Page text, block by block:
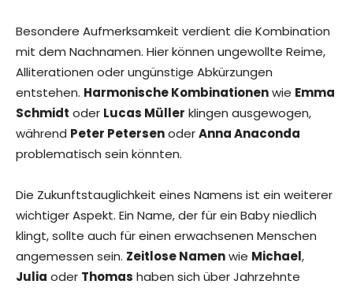
Besondere Aufmerksamkeit verdient die Kombination
mit dem Nachnamen. Hier können ungewollte Reime,
Alliterationen oder ungünstige Abkürzungen
entstehen. Harmonische Kombinationenwie Emma
Schmidt oder Lucas Müller klingen ausgewogen,
während Peter PetersenoderAnna Anaconda
problematisch sein könnten.
Die Zukunftstauglichkeit eines Namens ist ein weiterer
wichtiger Aspekt. Ein Name, der für ein Baby niedlich
klingt, sollte auch für einen erwachsenen Menschen
angemessen sein. Zeitlose Namenwie Michael,
Julia oder Thomas haben sich über Jahrzehnte